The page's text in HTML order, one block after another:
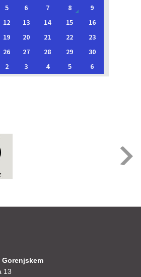
5 6 7 8
9
12 13 14 15
16
19 20 21 22
23
26 27 28 29
30
2 3 4 5 6
Gorenjskem
13